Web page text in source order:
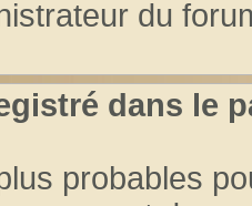
du
dans le
probables